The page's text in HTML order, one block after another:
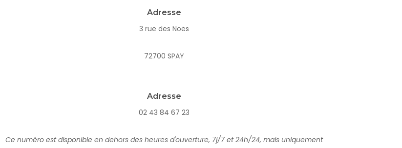
Adresse
3 rue des Noës
72700 SPAY
Adresse
02 43 84 67 23
Ce numéro est disponible en dehors des heures d'ouverture, 7j/7 et 24h/24, mais uniquement